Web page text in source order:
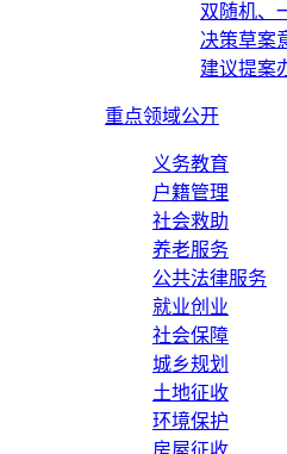
双随机、
决策草案
建议提案
重点领域公开
义务教育
户籍管理
社会救助
养老服务
公共法律服务
就业创业
社会保障
城乡规划
土地征收
环境保护
房屋征收